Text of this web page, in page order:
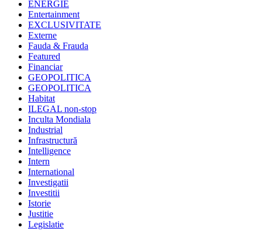
ENERGIE
Entertainment
EXCLUSIVITATE
Externe
Fauda & Frauda
Featured
Financiar
GEOPOLITICA
GEOPOLITICA
Habitat
ILEGAL non-stop
Inculta Mondiala
Industrial
Infrastructură
Intelligence
Intern
International
Investigatii
Investitii
Istorie
Justitie
Legislatie